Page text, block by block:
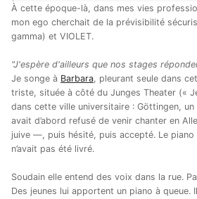
À cette époque-là, dans mes vies
mon ego cherchait de la prévisibilité
gamma) et VIOLET.
"J'espère d'ailleurs que nos stages
Je songe à Barbara, pleurant seule dans
triste, située à côté du Junges Theater («
dans cette ville universitaire : Göttingen,
avait d’abord refusé de venir chanter en
juive —, puis hésité, puis accepté. Le
n’avait pas été livré.
Soudain elle entend des voix dans la rue.
Des jeunes lui apportent un piano à queue.